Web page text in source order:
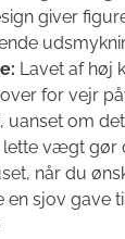
giver
Lavet af høj
for vejr
uanset om
lette vægt gør
når du
sjov gave